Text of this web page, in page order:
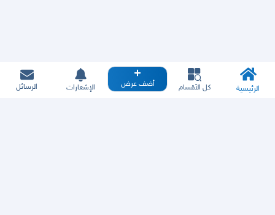
الرئيسية كل الأقسام أضف عرض الإشعارات الرسائل